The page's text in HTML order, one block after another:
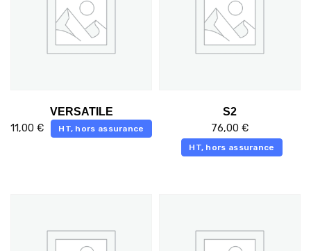
VERSATILE
11,00€ HT, hors assurance
S2
76,00 €
HT, hors assurance